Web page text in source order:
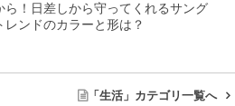
ら！日差しから守ってくれるサング
レンドのカラーと形は？
「生活」カテゴリ一覧へ